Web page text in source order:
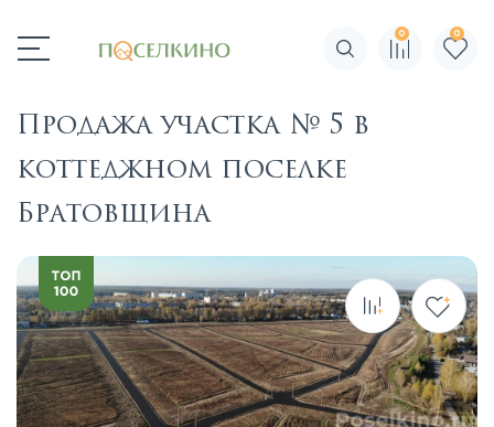
Поиск по сайту
0 0
Продажа участка № 5 в
коттеджном поселке
Братовщина